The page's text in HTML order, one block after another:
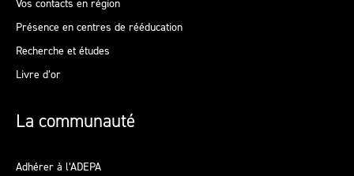
Vos contacts en région
Présence en centres de rééducation
Recherche et études
Livre d’or
La communauté
Adhérer à l’ADEPA